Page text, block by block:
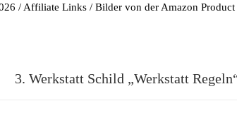
/ Affiliate Links / Bilder von der Amazon
3. Werkstatt Schild „Werkstatt